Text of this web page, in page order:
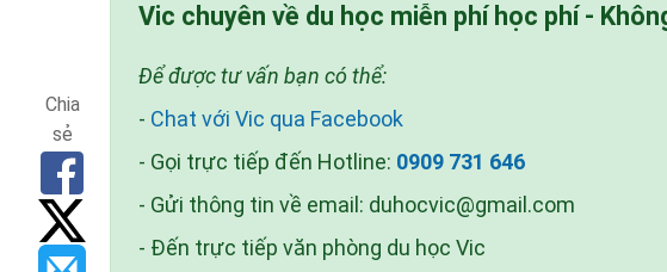
Chia
sẻ
Vic chuyên về du học miễn phí học phí -
Để được tư vấn bạn có thể:
- Chat với Vic qua Facebook
- Gọi trực tiếp đến Hotline: 0909 731 646
- Gửi thông tin về email: duhocvic@gmail.com
- Đến trực tiếp văn phòng du học Vic